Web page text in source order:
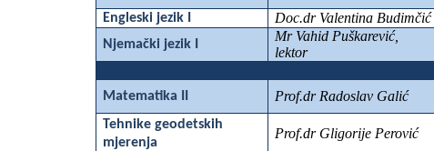
Engleski jezik I
Doc.dr Valentina Budimčić
Njemački jezik I
Mr Vahid Puškarević,
lektor
Matematika II Prof.dr Radoslav Galić
Tehnike geodetskih
mjerenja
Prof.dr Gligorije Perović